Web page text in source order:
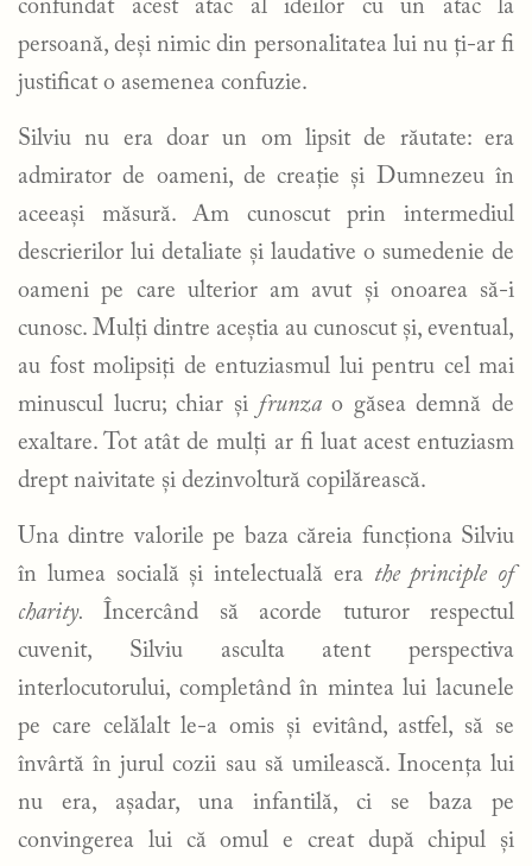
confundat acest atac al ideilor cu un atac la
persoană, deși nimic din personalitatea lui nu ți-ar fi
justificat o asemenea confuzie.
Silviu nu era doar un om lipsit de răutate: era
admirator de oameni, de creație și Dumnezeu în
aceeași măsură. Am cunoscut prin intermediul
descrierilor lui detaliate și laudative o sumedenie de
oameni pe care ulterior am avut și onoarea să-i
cunosc. Mulți dintre aceștia au cunoscut și, eventual,
au fost molipsiți de entuziasmul lui pentru cel mai
minuscul lucru; chiar și frunzao găsea demnă de
exaltare. Tot atât de mulți ar fi luat acest entuziasm
drept naivitate și dezinvoltură copilărească.
Una dintre valorile pe baza căreia funcționa Silviu
în lumea socială și intelectuală era the principle of
charity.Încercând să acorde tuturor respectul
cuvenit, Silviu asculta atent perspectiva
interlocutorului, completând în mintea lui lacunele
pe care celălalt le-a omis și evitând, astfel, să se
învârtă în jurul cozii sau să umilească. Inocența lui
nu era, așadar, una infantilă, ci se baza pe
convingerea lui că omul e creat după chipul și